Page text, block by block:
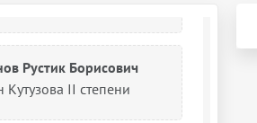
Рустик Борисович
Кутузова II степени